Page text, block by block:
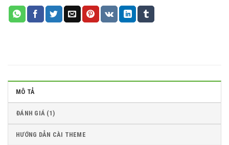
Wordfence Security Premium
MÔ TẢ
ĐÁNH GIÁ (1)
HƯỚNG DẪN CÀI THEME